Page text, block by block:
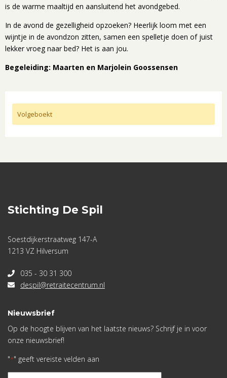
is de warme maaltijd en aansluitend het avondgebed.
In de avond de gezelligheid opzoeken? Heerlijk loom met een
wijntje in de avondzon zitten, samen een spelletje doen of juist
lekker vroeg naar bed? Het is aan jou.
Begeleiding: Maarten en Marjolein Goossensen
Volgeboekt
Stichting De Spil
Soestdijkerstraatweg 147-A
1213 VZ Hilversum
035 - 30 31 300
despil@retraitecentrum.nl
Nieuwsbrief
Op de hoogte blijven van het laatste nieuws? Schrijf je in voor
onze nieuwsbrief!
"*" geeft vereiste velden aan